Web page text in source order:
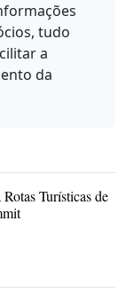
tudo
a
da
Turísticas de